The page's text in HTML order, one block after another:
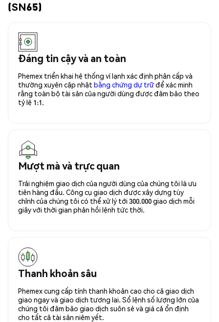
(SN65)
Đáng tin cậy và an toàn
Phemex triển khai hệ thống ví lạnh xác định phân cấp và
thường xuyên cập nhật bằng chứng dự trữđể xác minh
rằng toàn bộ tài sản của người dùng được đảm bảo theo
tỷ lệ 1:1.
Mượt mà và trực quan
Trải nghiệm giao dịch của người dùng của chúng tôi là ưu
tiên hàng đầu. Công cụ giao dịch được xây dựng tùy
chỉnh của chúng tôi có thể xử lý tới 300.000 giao dịch mỗi
giây với thời gian phản hồi lệnh tức thời.
Thanh khoản sâu
Phemex cung cấp tính thanh khoản cao cho cả giao dịch
giao ngay và giao dịch tương lai. Sổ lệnh số lượng lớn của
chúng tôi đảm bảo giao dịch suôn sẻ và giá cả ổn định
cho tất cả tài sản niêm yết.